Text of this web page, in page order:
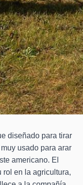
diseñado para tirar
usado para arar
americano. El
rol en la agricultura,